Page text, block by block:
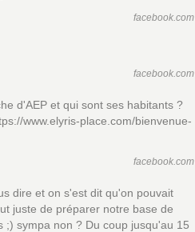
facebook.com
facebook.com
d'AEP et qui sont ses habitants ?
www.elyris-place.com/bienvenue-
facebook.com
dire et on s'est dit qu'on pouvait
juste de préparer notre base de
sympa non ? Du coup jusqu'au 15